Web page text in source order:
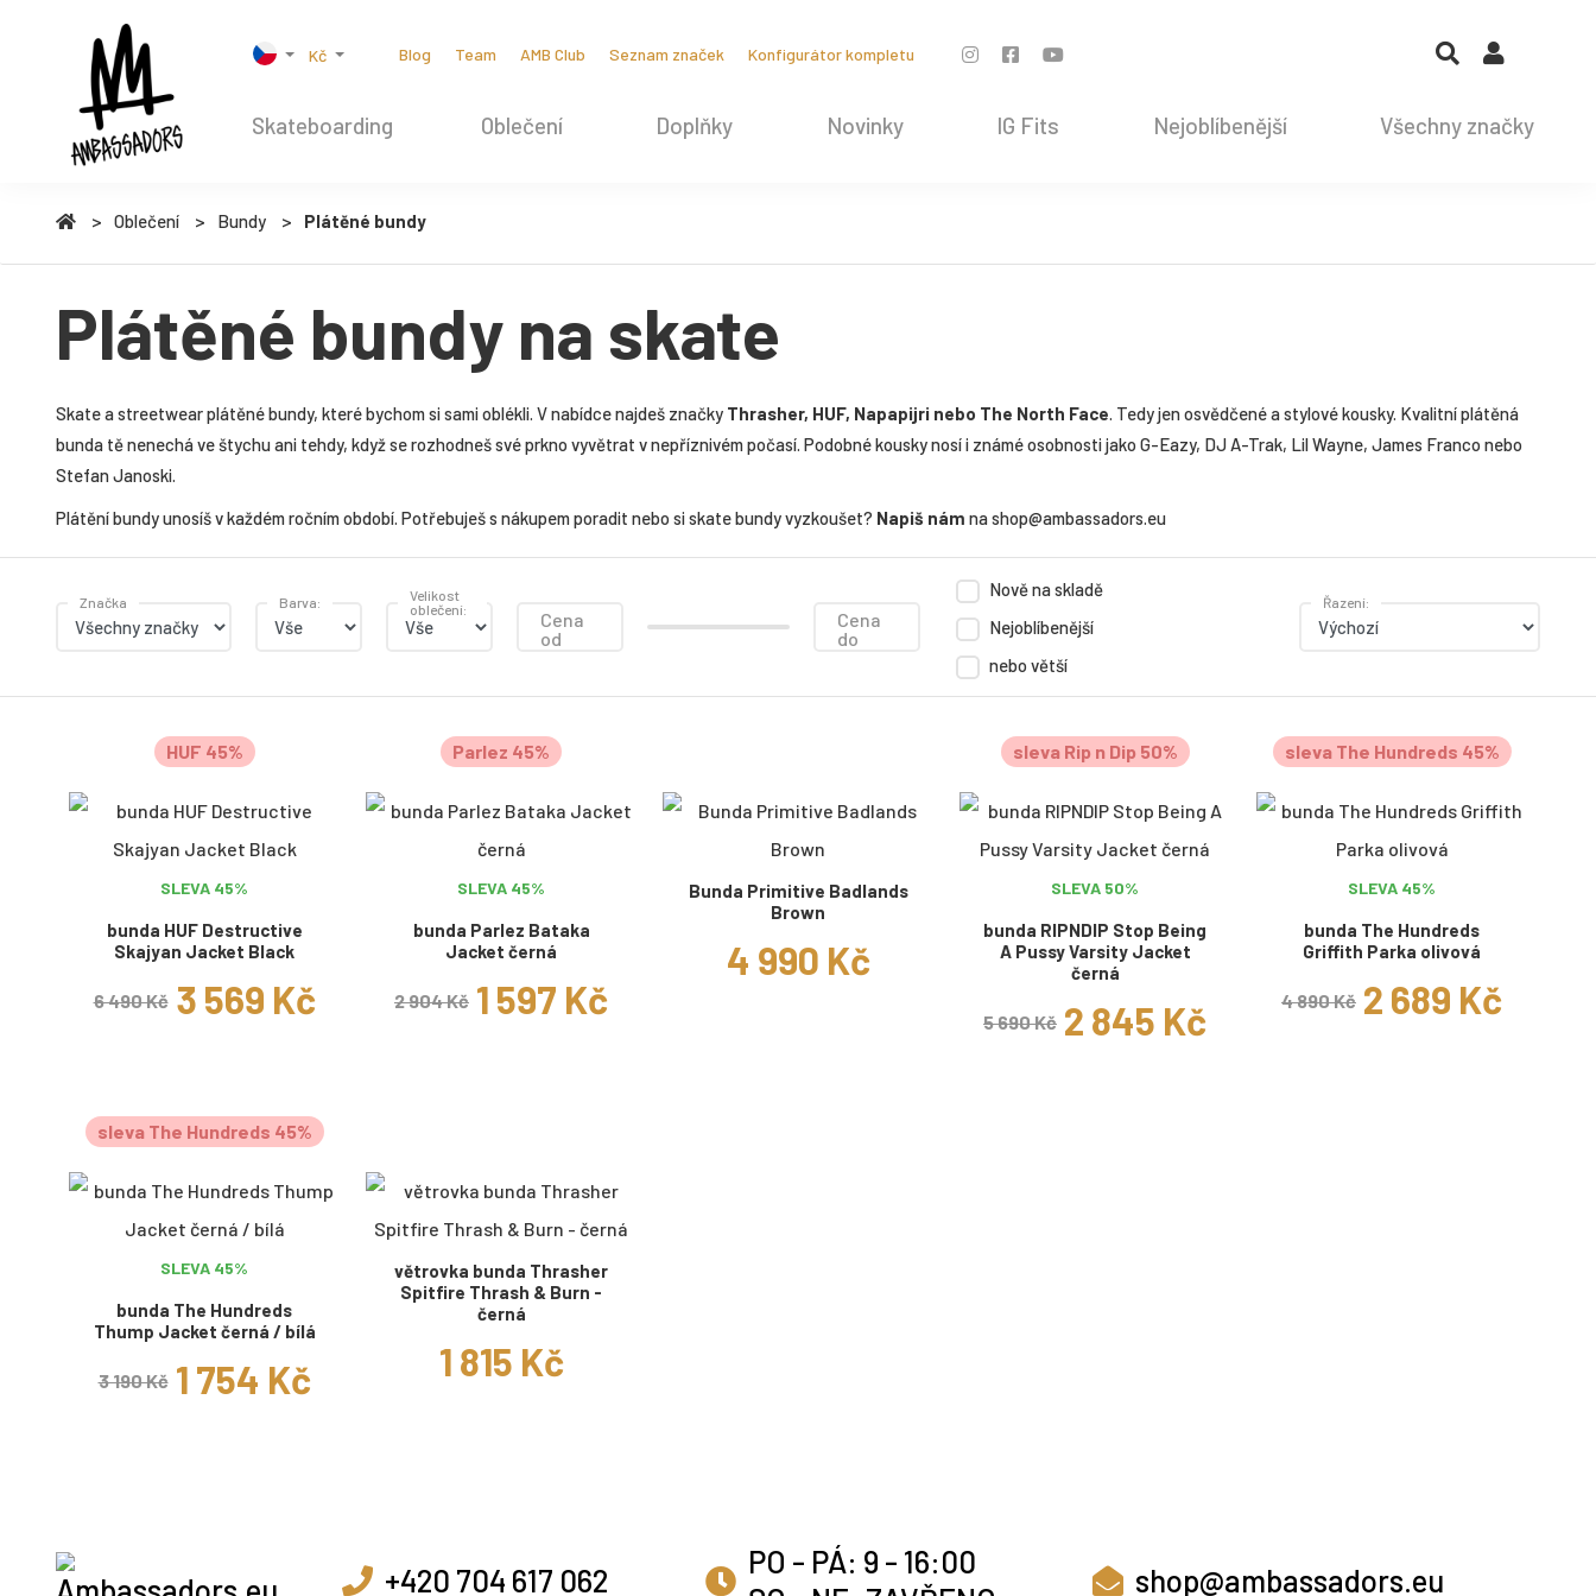
Kč Blog Team AMB Club Seznam značek Konfigurátor kompletu
Skateboarding Oblečení Doplňky Novinky IG Fits Nejoblíbenější Všechny značky
Oblečení Bundy Plátěné bundy
Plátěné bundy na skate
Skate a streetwear plátěné bundy, které bychom si sami oblékli. V nabídce najdeš značky Thrasher, HUF, Napapijri nebo The North Face. Tedy jen osvědčené a stylové kousky. Kvalitní plátěná
bunda tě nenechá ve štychu ani tehdy, když se rozhodneš své prkno vyvětrat v nepříznivém počasí. Podobné kousky nosí i známé osobnosti jako G-Eazy, DJ A-Trak, Lil Wayne, James Franco nebo
Stefan Janoski.
Plátění bundy unosíš v každém ročním období. Potřebuješ s nákupem poradit nebo si skate bundy vyzkoušet? Napiš nám nashop@ambassadors.eu
Značka Barva:
Velikost
oblečení:
Cena
od
Cena
do
Nově na skladě
Nejoblíbenější
nebo větší
Řazení:
HUF 45%
SLEVA 45%
bunda HUF Destructive
Skajyan Jacket Black
6 490 Kč 3 569 Kč
Parlez 45%
SLEVA 45%
bunda Parlez Bataka
Jacket černá
2 904 Kč 1 597 Kč
Bunda Primitive Badlands
Brown
4 990 Kč
sleva Rip n Dip 50%
SLEVA 50%
bunda RIPNDIP Stop Being
A Pussy Varsity Jacket
černá
5 690 Kč 2 845 Kč
sleva The Hundreds 45%
SLEVA 45%
bunda The Hundreds
Griffith Parka olivová
4 890 Kč 2 689 Kč
sleva The Hundreds 45%
SLEVA 45%
bunda The Hundreds
Thump Jacket černá / bílá
3 190 Kč 1 754 Kč
větrovka bunda Thrasher
Spitfire Thrash & Burn -
černá
1 815 Kč
+420 704 617 062
PO - PÁ: 9 - 16:00
shop@ambassadors.eu